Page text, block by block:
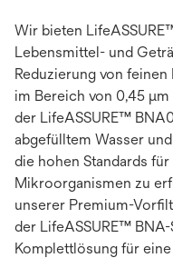
Wir bieten
Lebensmittel- und
Reduzierung von
im Bereich von 0,45
der LifeASSURE™
abgefülltem Wasser
die hohen Standards
Mikroorganismen zu
unserer Premium-
der LifeASSURE™
Komplettlösung für